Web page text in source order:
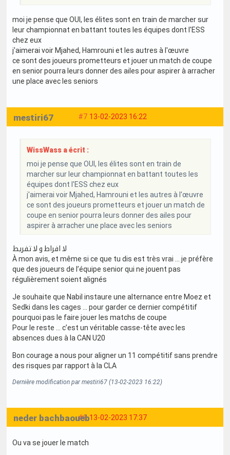
moi je pense que OUI, les élites sont en train de marcher sur
leur championnat en battant toutes les équipes dont l'ESS
chez eux
j'aimerai voir Mjahed, Hamrouni et les autres à l'œuvre
ce sont des joueurs prometteurs et jouer un match de coupe
en senior pourra leurs donner des ailes pour aspirer à arracher
une place avec les seniors
#7 13-02-2023 16:22
mestiri67
WissWass a écrit :
moi je pense que OUI, les élites sont en train de
marcher sur leur championnat en battant toutes les
équipes dont l'ESS chez eux
j'aimerai voir Mjahed, Hamrouni et les autres à l'œuvre
ce sont des joueurs prometteurs et jouer un match de
coupe en senior pourra leurs donner des ailes pour
aspirer à arracher une place avec les seniors
لا افراط و لا تفريط
À mon avis, et même si ce que tu dis est très vrai … je préfère
que des joueurs de l’équipe senior qui ne jouent pas
régulièrement soient alignés
Je souhaite que Nabil instaure une alternance entre Moez et
Sedki dans les cages … pour garder ce dernier compétitif
pourquoi pas le faire jouer les matchs de coupe
Pour le reste … c’est un véritable casse-tête avec les
absences dues à la CAN U20
Bon courage a nous pour aligner un 11 compétitif sans prendre
des risques par rapport à la CLA
Dernière modification par mestiri67 (13-02-2023 16:22)
#8 13-02-2023 17:37
neder bachbaoueb
Ou va se jouer le match